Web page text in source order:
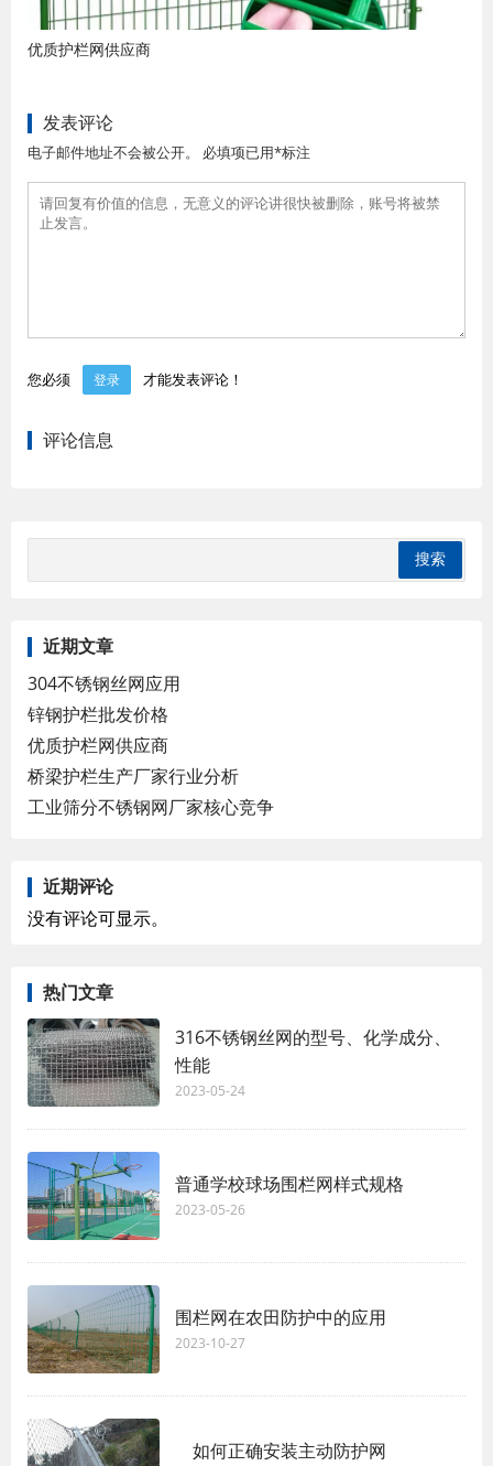
优质护栏网供应商
发表评论
电子邮件地址不会被公开。 必填项已用*标注
您必须 登录 才能发表评论！
评论信息
近期文章
304不锈钢丝网应用
锌钢护栏批发价格
优质护栏网供应商
桥梁护栏生产厂家行业分析
工业筛分不锈钢网厂家核心竞争
近期评论
没有评论可显示。
热门文章
316不锈钢丝网的型号、化学成分、
性能
2023-05-24
普通学校球场围栏网样式规格
2023-05-26
围栏网在农田防护中的应用
2023-10-27
如何正确安装主动防护网